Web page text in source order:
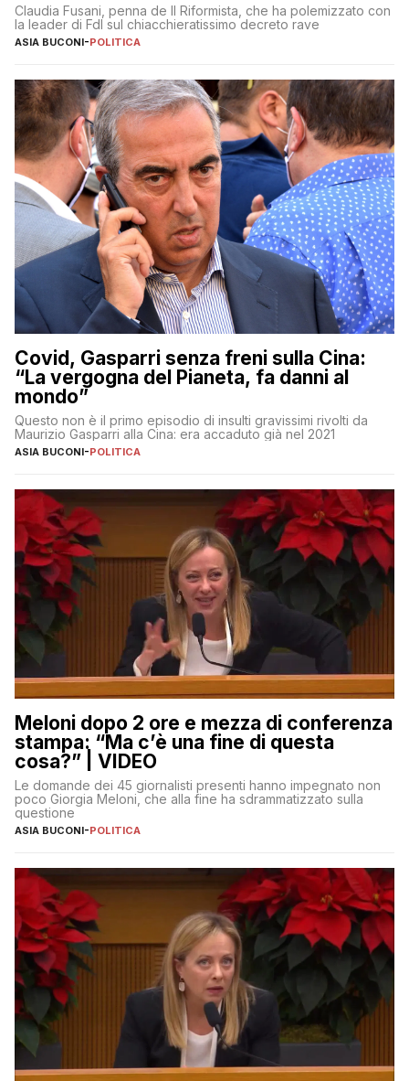
Claudia Fusani, penna de Il Riformista, che ha polemizzato con
la leader di FdI sul chiacchieratissimo decreto rave
ASIA BUCONI-POLITICA
Covid, Gasparri senza freni sulla Cina:
“La vergogna del Pianeta, fa danni al
mondo”
Questo non è il primo episodio di insulti gravissimi rivolti da
Maurizio Gasparri alla Cina: era accaduto già nel 2021
ASIA BUCONI-POLITICA
Meloni dopo 2 ore e mezza di conferenza
stampa: “Ma c’è una fine di questa
cosa?” | VIDEO
Le domande dei 45 giornalisti presenti hanno impegnato non
poco Giorgia Meloni, che alla fine ha sdrammatizzato sulla
questione
ASIA BUCONI-POLITICA